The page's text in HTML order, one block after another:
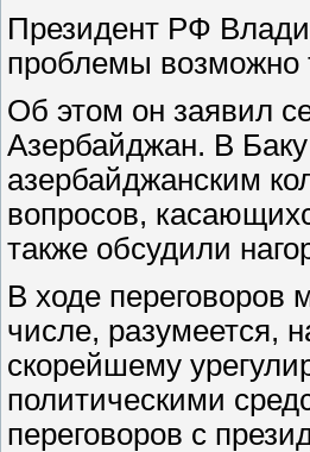
Президент РФ
проблемы возможно
Об этом он заявил
Азербайджан. В Баку
азербайджанским
вопросов,
также обсудили
В ходе переговоров
числе, разумеется,
скорейшему
политическими
переговоров с